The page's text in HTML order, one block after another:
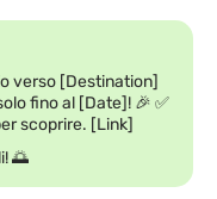
verso [Destination]
fino al [Date]! 🎉 ✅
scoprire. [Link]
🌅